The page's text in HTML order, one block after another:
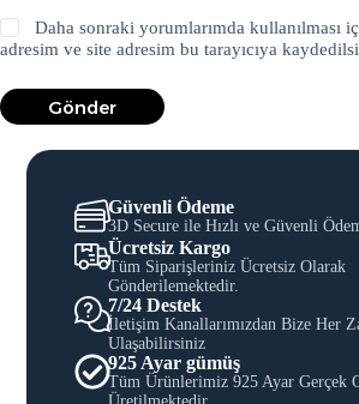
Daha sonraki yorumlarımda kullanılması
adresim ve site adresim bu tarayıcıya
Gönder
Güvenli Ödeme
3D Secure ile Hızlı ve Güvenli
Ücretsiz Kargo
Tüm Siparişleriniz Ücretsiz Olarak
Gönderilemektedir.
7/24 Destek
İletişim Kanallarımızdan Bize Her
Ulaşabilirsiniz
925 Ayar gümüş
Tüm Ürünlerimiz 925 Ayar Gerçek